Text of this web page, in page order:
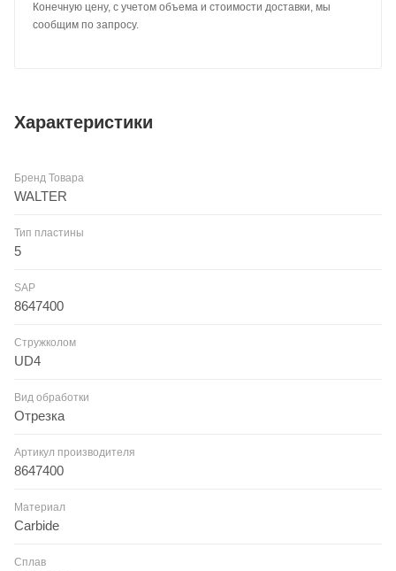
Конечную цену, с учетом объема и стоимости доставки, мы
сообщим по запросу.
Характеристики
Бренд Товара
WALTER
Тип пластины
5
SAP
8647400
Стружколом
UD4
Вид обработки
Отрезка
Артикул производителя
8647400
Материал
Carbide
Сплав